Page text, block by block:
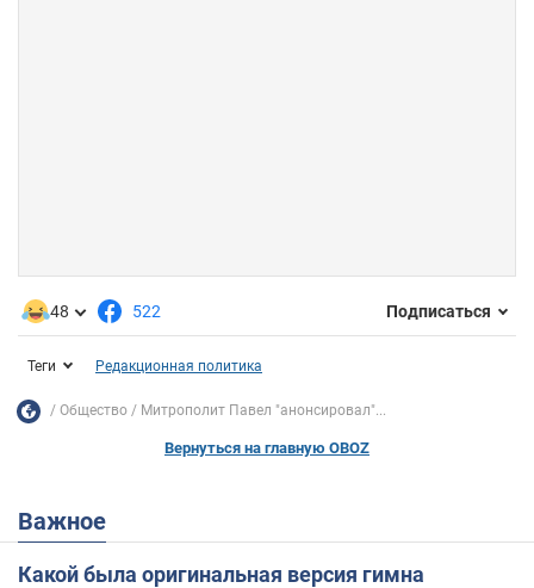
48 522 Подписаться
Теги Редакционная политика
Общество Митрополит Павел "анонсировал"...
Вернуться на главную OBOZ
Важное
Какой была оригинальная версия гимна